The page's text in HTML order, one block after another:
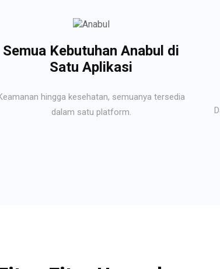
Semua Kebutuhan Anabul di
Satu Aplikasi
hingga kesehatan, semuanya tersedia
dalam satu platform.